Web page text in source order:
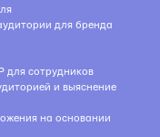
для бренда
для сотрудников
и выяснение
на основании